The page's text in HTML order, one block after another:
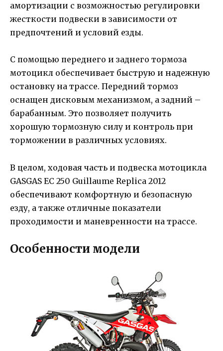
амортизации с возможностью регулировки
жесткости подвески в зависимости от
предпочтений и условий езды.
С помощью переднего и заднего тормоза
мотоцикл обеспечивает быструю и надежную
остановку на трассе. Передний тормоз
оснащен дисковым механизмом, а задний –
барабанным. Это позволяет получить
хорошую тормозную силу и контроль при
торможении в различных условиях.
В целом, ходовая часть и подвеска мотоцикла
GASGAS EC 250 Guillaume Replica 2012
обеспечивают комфортную и безопасную
езду, а также отличные показатели
проходимости и маневренности на трассе.
Особенности модели